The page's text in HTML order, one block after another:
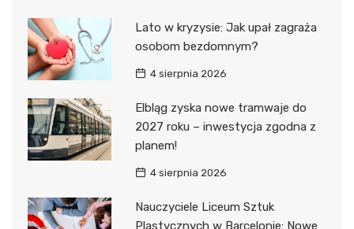
Lato w kryzysie: Jak upał zagraża
osobom bezdomnym?
4 sierpnia 2026
Elbląg zyska nowe tramwaje do
2027 roku – inwestycja zgodna z
planem!
4 sierpnia 2026
Nauczyciele Liceum Sztuk
Plastycznych w Barcelonie: Nowe